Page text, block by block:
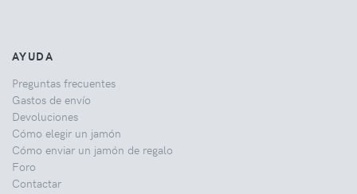
AYUDA
Preguntas frecuentes
Gastos de envío
Devoluciones
Cómo elegir un jamón
Cómo enviar un jamón de regalo
Foro
Contactar